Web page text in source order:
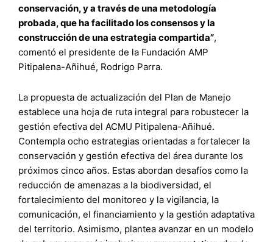
conservación, y a través de una metodología
probada, que ha facilitado los consensos y la
construcción de una estrategia compartida”,
comentó el presidente de la Fundación AMP
Pitipalena-Añihué, Rodrigo Parra.
La propuesta de actualización del Plan de Manejo
establece una hoja de ruta integral para robustecer la
gestión efectiva del ACMU Pitipalena-Añihué.
Contempla ocho estrategias orientadas a fortalecer la
conservación y gestión efectiva del área durante los
próximos cinco años. Estas abordan desafíos como la
reducción de amenazas a la biodiversidad, el
fortalecimiento del monitoreo y la vigilancia, la
comunicación, el financiamiento y la gestión adaptativa
del territorio. Asimismo, plantea avanzar en un modelo